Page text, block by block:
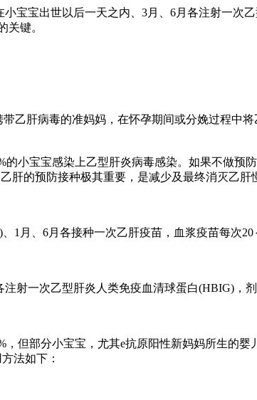
宝宝出世以后一天之内、3月、6月各注射一次
关键。
乙肝病毒的准妈妈，在怀孕期间或分娩过程中
小宝宝感染上乙型肝炎病毒感染。如果不做预
的预防接种极其重要，是减少及最终消灭乙肝
月、6月各接种一次乙肝疫苗，血浆疫苗每次20
一次乙型肝炎人类免疫血清球蛋白(HBIG)，剂
但部分小宝宝，尤其e抗原阳性新妈妈所生的
法如下：